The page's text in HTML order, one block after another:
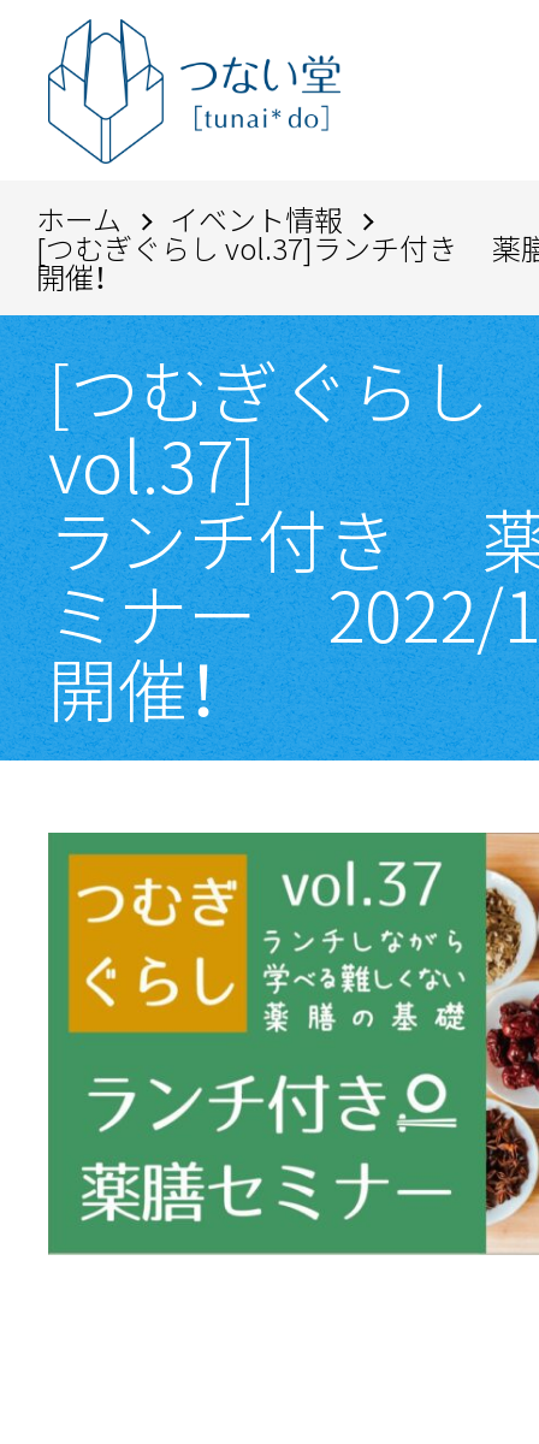
ホーム イベント情報
[つむぎぐらし vol.37]ランチ付き
開催！
[つむぎぐらし
vol.37]
ランチ付き
ミナー 2022/
開催！